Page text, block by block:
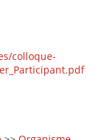
colloque-